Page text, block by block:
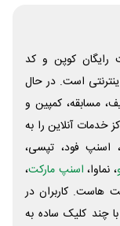
رایگان کوپن و کد
است. در حال
مسابقه، کمپین و
خدمات آنلاین را به
، اسنپ فود، تپسی،
، نماوا، اسنپ مارکت،
‌هاست. کاربران در
چند کلیک ساده به